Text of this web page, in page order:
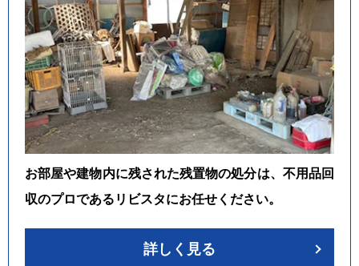
お部屋や建物内に残された残置物の処分は、不用品回
収のプロであるリビスタにお任せください。
詳しく見る